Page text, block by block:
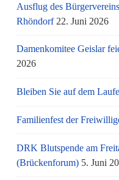
Ausflug des
Rhöndorf 22. Juni 2026
Damenkomitee Geislar
2026
Bleiben Sie auf dem
Familienfest der
DRK Blutspende am
(Brückenforum) 5. Juni